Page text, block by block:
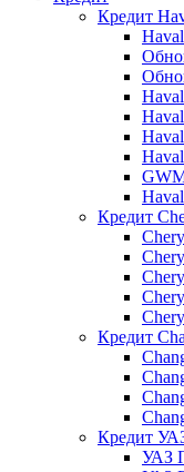
Кредит
Кредит
Кредит
Кредит
УАЗ